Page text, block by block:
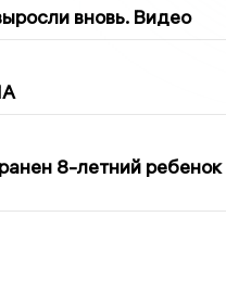
вновь. Видео
8-летний ребенок